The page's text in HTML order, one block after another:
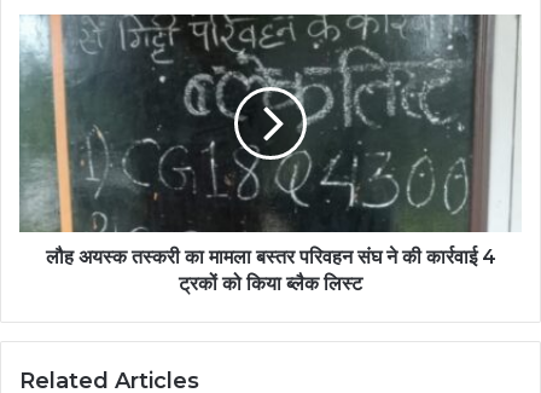
अयस्क
तस्करी
बस्तर
परिवहन
संघ
ने
किया
लौह अयस्क तस्करी का मामला बस्तर परिवहन संघ ने की कार्रवाई 4
ट्रकों को किया ब्लैक लिस्ट
Related Articles